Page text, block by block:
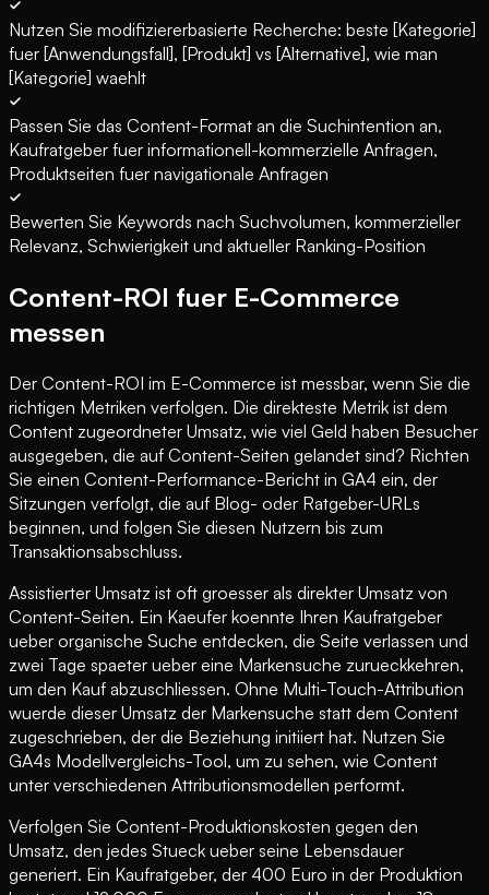
Nutzen Sie modifiziererbasierte Recherche: beste [Kategorie]
fuer [Anwendungsfall], [Produkt] vs [Alternative], wie man
[Kategorie] waehlt
Passen Sie das Content-Format an die Suchintention an,
Kaufratgeber fuer informationell-kommerzielle Anfragen,
Produktseiten fuer navigationale Anfragen
Bewerten Sie Keywords nach Suchvolumen, kommerzieller
Relevanz, Schwierigkeit und aktueller Ranking-Position
Content-ROI fuer E-Commerce
messen
Der Content-ROI im E-Commerce ist messbar, wenn Sie die
richtigen Metriken verfolgen. Die direkteste Metrik ist dem
Content zugeordneter Umsatz, wie viel Geld haben Besucher
ausgegeben, die auf Content-Seiten gelandet sind? Richten
Sie einen Content-Performance-Bericht in GA4 ein, der
Sitzungen verfolgt, die auf Blog- oder Ratgeber-URLs
beginnen, und folgen Sie diesen Nutzern bis zum
Transaktionsabschluss.
Assistierter Umsatz ist oft groesser als direkter Umsatz von
Content-Seiten. Ein Kaeufer koennte Ihren Kaufratgeber
ueber organische Suche entdecken, die Seite verlassen und
zwei Tage spaeter ueber eine Markensuche zurueckkehren,
um den Kauf abzuschliessen. Ohne Multi-Touch-Attribution
wuerde dieser Umsatz der Markensuche statt dem Content
zugeschrieben, der die Beziehung initiiert hat. Nutzen Sie
GA4s Modellvergleichs-Tool, um zu sehen, wie Content
unter verschiedenen Attributionsmodellen performt.
Verfolgen Sie Content-Produktionskosten gegen den
Umsatz, den jedes Stueck ueber seine Lebensdauer
generiert. Ein Kaufratgeber, der 400 Euro in der Produktion